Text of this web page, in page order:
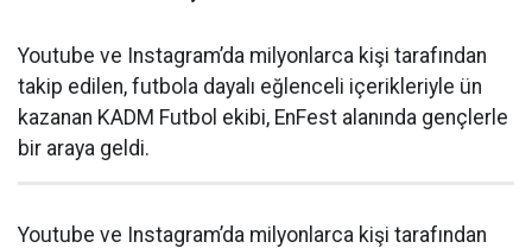
Youtube ve Instagram’da milyonlarca kişi tarafından
takip edilen, futbola dayalı eğlenceli içerikleriyle ün
kazanan KADM Futbol ekibi, EnFest alanında gençlerle
bir araya geldi.
Youtube ve Instagram’da milyonlarca kişi tarafından